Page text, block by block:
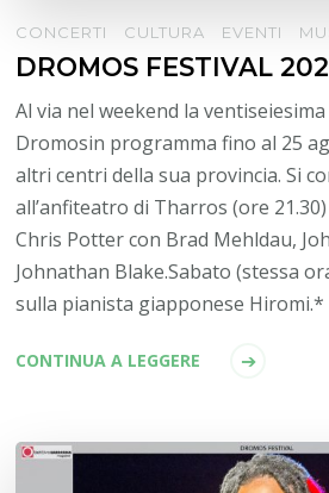
CONCERTI CULTURA EVENTI
DROMOS FESTIVAL
Al via nel weekend la
Dromosin programma fino al 25
altri centri della sua provincia. Si
all’anfiteatro di Tharros (ore
Chris Potter con Brad Mehldau,
Johnathan Blake.Sabato (stessa
sulla pianista giapponese
CONTINUA A LEGGERE